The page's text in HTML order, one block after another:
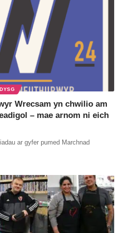
Wrecsam yn chwilio am
– mae arnom ni eich
ar gyfer pumed Marchnad